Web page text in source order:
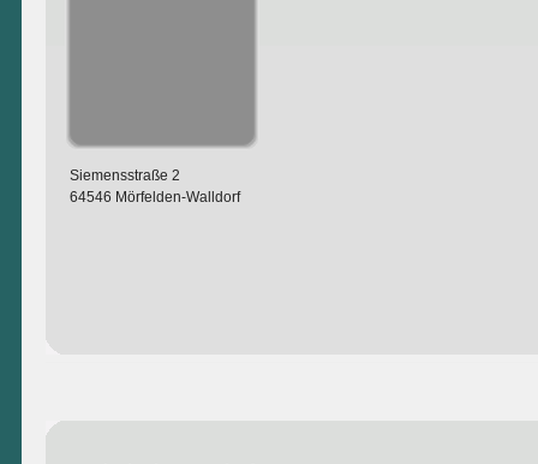
Siemensstraße 2
64546 Mörfelden-Walldorf